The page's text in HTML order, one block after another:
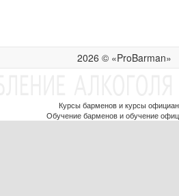
2026 © «ProBarman»
Курсы барменов и курсы
Обучение барменов и обучение